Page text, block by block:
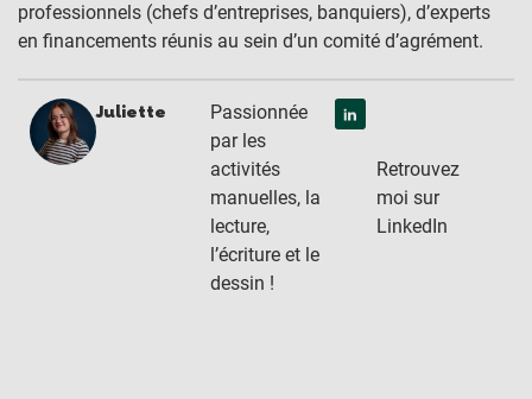
professionnels (chefs d’entreprises, banquiers), d’experts
en financements réunis au sein d’un comité d’agrément.
Juliette
Passionnée
par les
activités
manuelles, la
lecture,
l’écriture et le
dessin !
Retrouvez
moi sur
LinkedIn